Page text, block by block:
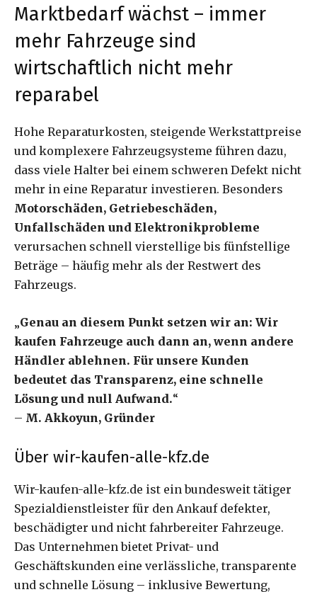
Marktbedarf wächst – immer
mehr Fahrzeuge sind
wirtschaftlich nicht mehr
reparabel
Hohe Reparaturkosten, steigende Werkstattpreise
und komplexere Fahrzeugsysteme führen dazu,
dass viele Halter bei einem schweren Defekt nicht
mehr in eine Reparatur investieren. Besonders
Motorschäden, Getriebeschäden,
Unfallschäden und Elektronikprobleme
verursachen schnell vierstellige bis fünfstellige
Beträge – häufig mehr als der Restwert des
Fahrzeugs.
„Genau an diesem Punkt setzen wir an: Wir
kaufen Fahrzeuge auch dann an, wenn andere
Händler ablehnen. Für unsere Kunden
bedeutet das Transparenz, eine schnelle
Lösung und null Aufwand.“
– M. Akkoyun, Gründer
Über wir-kaufen-alle-kfz.de
Wir-kaufen-alle-kfz.de ist ein bundesweit tätiger
Spezialdienstleister für den Ankauf defekter,
beschädigter und nicht fahrbereiter Fahrzeuge.
Das Unternehmen bietet Privat- und
Geschäftskunden eine verlässliche, transparente
und schnelle Lösung – inklusive Bewertung,